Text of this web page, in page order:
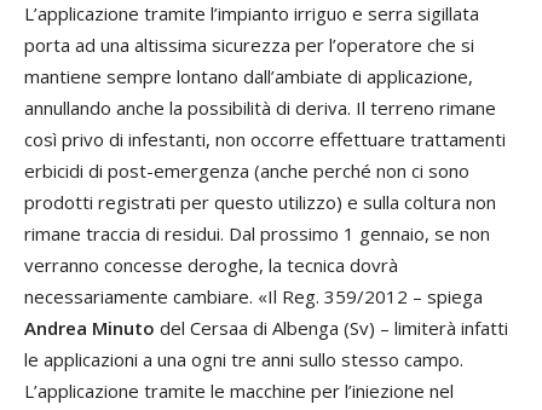
L’applicazione tramite l’impianto irriguo e serra sigillata
porta ad una altissima sicurezza per l’operatore che si
mantiene sempre lontano dall’ambiate di applicazione,
annullando anche la possibilità di deriva. Il terreno rimane
così privo di infestanti, non occorre effettuare trattamenti
erbicidi di post-emergenza (anche perché non ci sono
prodotti registrati per questo utilizzo) e sulla coltura non
rimane traccia di residui. Dal prossimo 1 gennaio, se non
verranno concesse deroghe, la tecnica dovrà
necessariamente cambiare. «Il Reg. 359/2012 – spiega
Andrea Minuto del Cersaa di Albenga (Sv) – limiterà infatti
le applicazioni a una ogni tre anni sullo stesso campo.
L’applicazione tramite le macchine per l’iniezione nel